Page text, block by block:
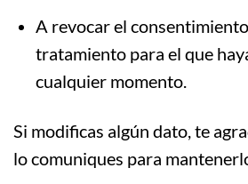
A revocar el
tratamiento para el que
cualquier momento.
Si modificas algún dato, te
lo comuniques para